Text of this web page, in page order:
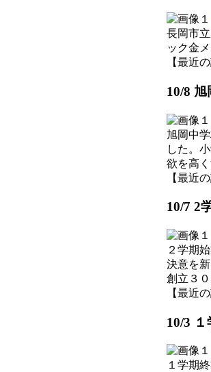
長岡市
ック金
【最近
10/8
旭岡中
した。
欲を高
【最近
10/7 2
２学期
決意を
創立３
【最近
10/3
１学期